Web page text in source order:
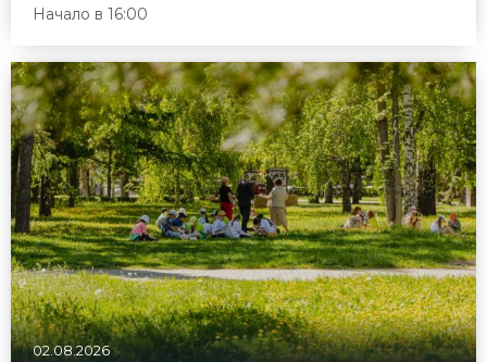
Начало в 16:00
02.08.2026